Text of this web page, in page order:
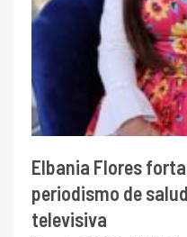
Elbania Flores
periodismo de
televisiva